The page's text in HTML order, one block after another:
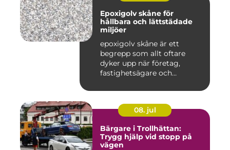
Epoxigolv skåne för
hållbara och lättstädade
miljöer
epoxigolv skåne är ett
begrepp som allt oftare
dyker upp när företag,
fastighetsägare och
08. jul
Bärgare i Trollhättan:
Trygg hjälp vid stopp på
vägen